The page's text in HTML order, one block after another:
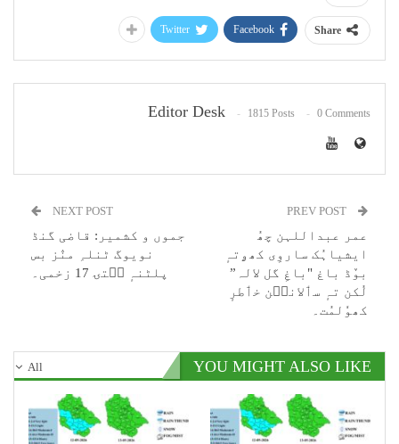
Share
Facebook
Twitter
Editor Desk 1815 Posts 0 Comments
عمر عبداللہن چھُ
ایشیاہُک ساروِی کھۄتہٕ
بوٚڈ باغ "باغِ گل لالہ”
لُکن تہٕ سٲلانٮ۪ن خٲطرٕ
کھوٗلمُت۔
NEXT POST
جموں و کشمیر: قاضی گنڈ
نویوگ ٹنلہِ منٛز بس
پلٹنہٕ سۭتۍ 17 زخمی۔
All YOU MIGHT ALSO LIKE